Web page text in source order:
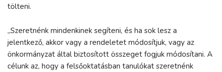
tölteni.
„Szeretnénk mindenkinek segíteni, és ha sok lesz a
jelentkező, akkor vagy a rendeletet módosítjuk, vagy az
önkormányzat által biztosított összeget fogjuk módosítani. A
célunk az, hogy a felsőoktatásban tanulókat szeretnénk